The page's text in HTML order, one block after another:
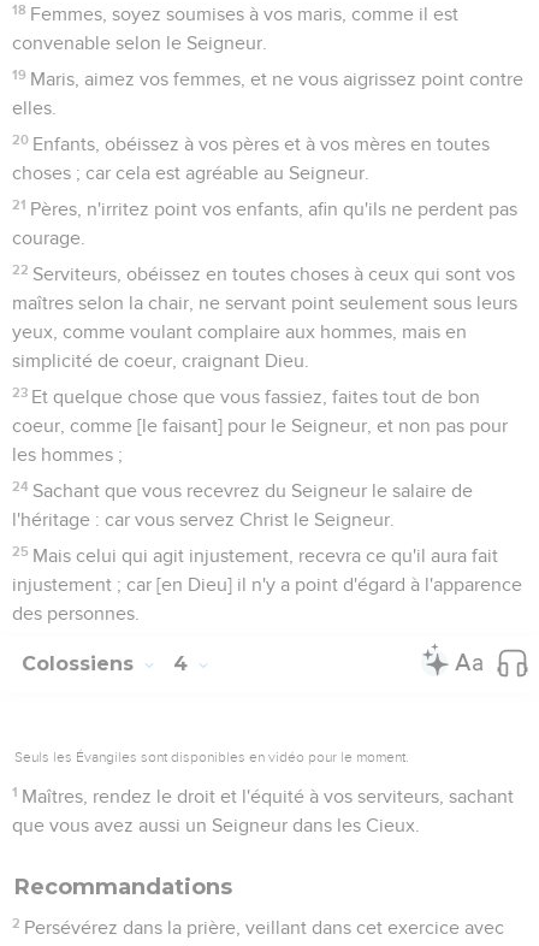
18 Femmes, soyez soumises à vos maris, comme il est
convenable selon le Seigneur.
19 Maris, aimez vos femmes, et ne vous aigrissez point contre
elles.
20 Enfants, obéissez à vos pères et à vos mères en toutes
choses ; car cela est agréable au Seigneur.
21 Pères, n'irritez point vos enfants, afin qu'ils ne perdent pas
courage.
22 Serviteurs, obéissez en toutes choses à ceux qui sont vos
maîtres selon la chair, ne servant point seulement sous leurs
yeux, comme voulant complaire aux hommes, mais en
simplicité de coeur, craignant Dieu.
23 Et quelque chose que vous fassiez, faites tout de bon
coeur, comme [le faisant] pour le Seigneur, et non pas pour
les hommes ;
24 Sachant que vous recevrez du Seigneur le salaire de
l'héritage : car vous servez Christ le Seigneur.
25 Mais celui qui agit injustement, recevra ce qu'il aura fait
injustement ; car [en Dieu] il n'y a point d'égard à l'apparence
des personnes.
Colossiens 4
Seuls les Évangiles sont disponibles en vidéo pour le moment.
1 Maîtres, rendez le droit et l'équité à vos serviteurs, sachant
que vous avez aussi un Seigneur dans les Cieux.
Recommandations
2 Persévérez dans la prière, veillant dans cet exercice avec